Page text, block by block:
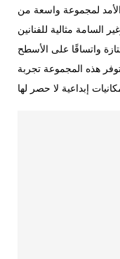
الأمد لمجموعة واسعة من
السامة مثالية للفنانين
واتساقًا على الأسطح
هذه المجموعة تجربة